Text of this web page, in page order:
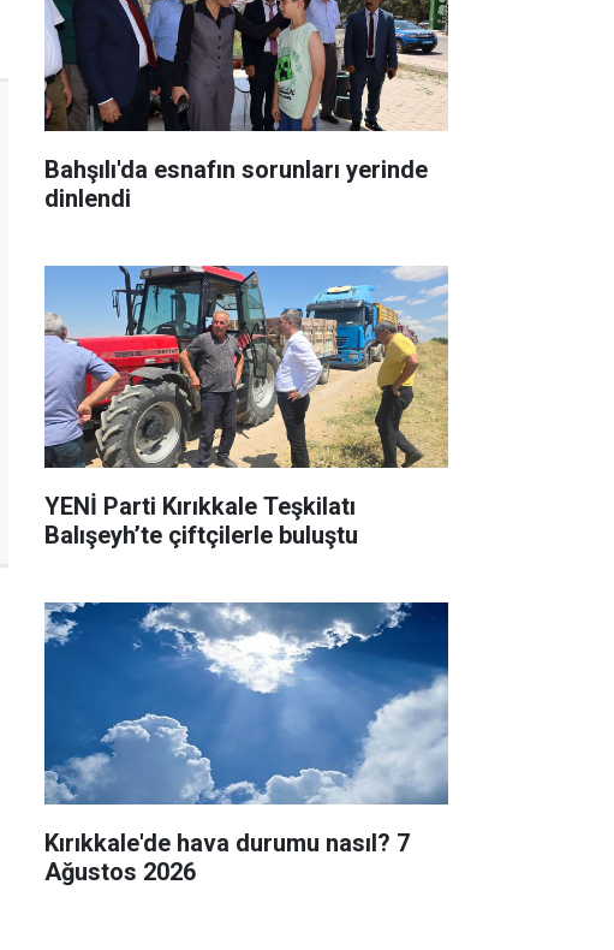
Bahşılı'da esnafın sorunları yerinde
dinlendi
YENİ Parti Kırıkkale Teşkilatı
Balışeyh’te çiftçilerle buluştu
Kırıkkale'de hava durumu nasıl? 7
Ağustos 2026